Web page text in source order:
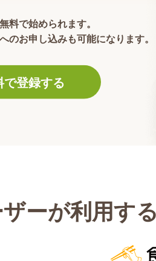
料で始められます。
のお申し込みも可能になります。
登録する
ーが利用す